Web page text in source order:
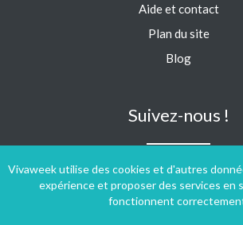
Vivaweek utilise des cookies et d'autres
expérience et proposer des services en
fonctionnent
Aide et contact
Plan du site
Blog
Suivez-nous !